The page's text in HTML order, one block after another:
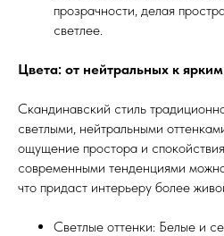
прозрачности, делая
светлее.
Цвета: от нейтральных к
Скандинавский стиль
светлыми, нейтральными
ощущение простора и
современными тенденциями
что придаст интерьеру более
Светлые оттенки: Белые и